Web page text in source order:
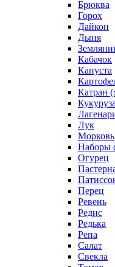
Брюква
Горох
Дайкон
Дыня
Кабачок
Капуста
Катран
Кукуруза
Лук
Морковь
Наборы
Огурец
Перец
Ревень
Редис
Редька
Репа
Салат
Свекла